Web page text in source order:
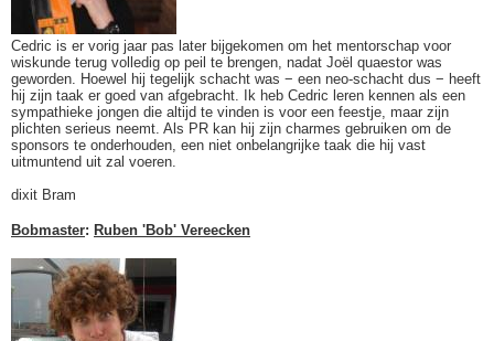
Cedric is er vorig jaar pas later bijgekomen om het mentorschap voor
wiskunde terug volledig op peil te brengen, nadat Joël quaestor was
geworden. Hoewel hij tegelijk schacht was − een neo-schacht dus − heeft
hij zijn taak er goed van afgebracht. Ik heb Cedric leren kennen als een
sympathieke jongen die altijd te vinden is voor een feestje, maar zijn
plichten serieus neemt. Als PR kan hij zijn charmes gebruiken om de
sponsors te onderhouden, een niet onbelangrijke taak die hij vast
uitmuntend uit zal voeren.
dixit Bram
Bobmaster: Ruben 'Bob' Vereecken